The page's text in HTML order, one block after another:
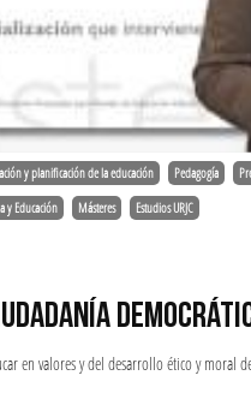
y planificación de la educación Pedagogía
y Educación Másteres Estudios URJC
en valores y del desarrollo ético y moral